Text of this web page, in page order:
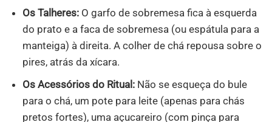
Os Talheres: O garfo de sobremesa fica à esquerda
do prato e a faca de sobremesa (ou espátula para a
manteiga) à direita. A colher de chá repousa sobre o
pires, atrás da xícara.
Os Acessórios do Ritual: Não se esqueça do bule
para o chá, um pote para leite (apenas para chás
pretos fortes), uma açucareiro (com pinça para